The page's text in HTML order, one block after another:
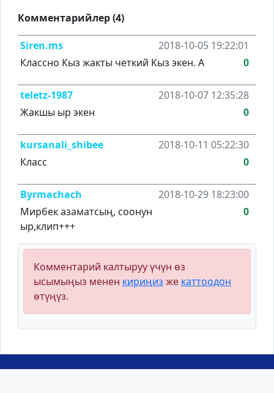
Комментарийлер (4)
Siren.ms
2018-10-05 19:22:01
Классно Кыз жакты четкий Кыз экен. А
0
teletz-1987
2018-10-07 12:35:28
Жакшы ыр экен
0
kursanali_shibee
2018-10-11 05:22:30
Класс
0
Byrmachach
2018-10-29 18:23:00
Мирбек азаматсың, соонун
ыр,клип+++
0
Комментарий калтыруу үчүн өз
ысымыңыз менен кириңиз же каттоодон
өтүңүз.